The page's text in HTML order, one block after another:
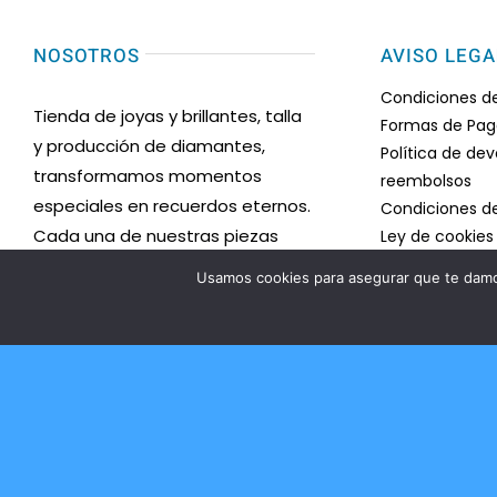
NOSOTROS
Tienda de joyas y brillantes, talla
y producción de diamantes,
transformamos momentos
especiales en recuerdos eternos.
Cada una de nuestras piezas
AVISO
Condiciones
Formas de
Política de
reembolsos
Condiciones
Ley de cookies
Desistimiento
Certificado
Usamos cookies para asegurar que te